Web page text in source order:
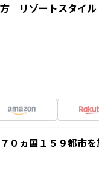
リゾートスタイ
０ヵ国１５９都市